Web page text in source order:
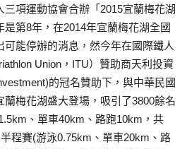
項運動協會合辦「2015宜蘭梅花湖
第8年，在2014年宜蘭梅花湖全國
能停辦的消息，然今年在國際鐵人
Union，ITU）贊助商天利投資
的冠名贊助下，與中華民國
梅花湖盛大登場，吸引了3800餘名
、單車40km、路跑10km，共
程賽(游泳0.75km、單車20km、路